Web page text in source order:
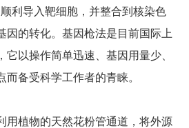
利导入靶细胞，并整合到核染色
因的转化。基因枪法是目前国际上
它以操作简单迅速、基因用量少、
而备受科学工作者的青睐。
用植物的天然花粉管通道，将外源